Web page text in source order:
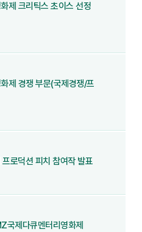
제 크리틱스 초이스 선정
제 경쟁 부문(국제경쟁/프
로덕션 피치 참여작 발표
국제다큐멘터리영화제